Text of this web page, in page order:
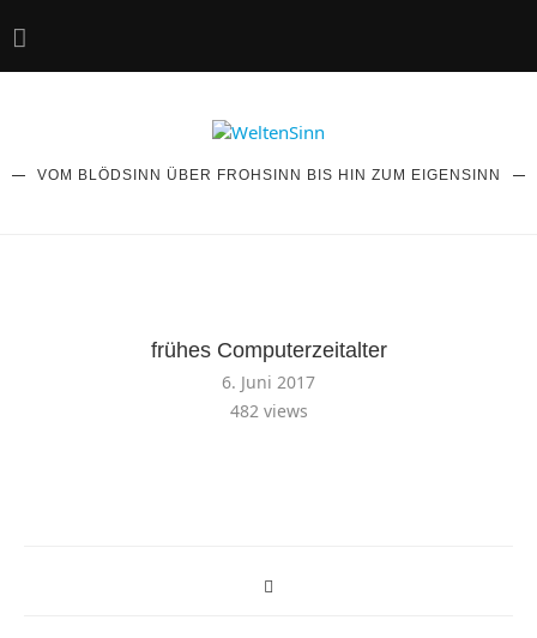
VOM BLÖDSINN ÜBER FROHSINN BIS HIN ZUM EIGENSINN
frühes Computerzeitalter
6. Juni 2017
482views